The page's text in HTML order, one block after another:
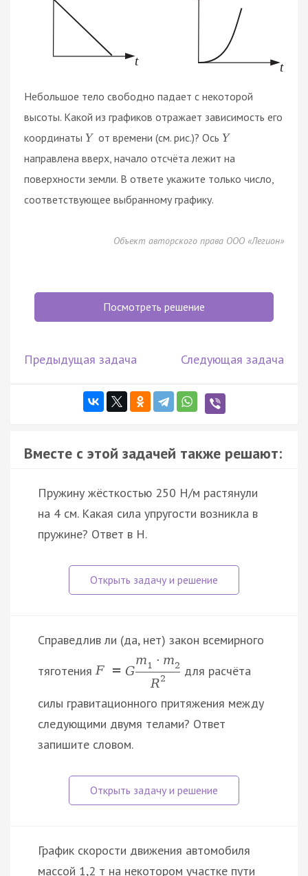
Небольшое тело свободно падает с некоторой
высоты. Какой из графиков отражает зависимость его
координаты Y от времени (см. рис.)? Ось Y
направлена вверх, начало отсчёта лежит на
поверхности земли. В ответе укажите только число,
соответствующее выбранному графику.
Объект авторского права ООО «Легион»
Посмотреть решение
Предыдущая задача Следующая задача
Вместе с этой задачей также решают:
Пружину жёсткостью 250 Н/м растянули
на 4 см. Какая сила упругости возникла в
пружине? Ответ в Н.
Справедлив ли (да, нет) закон всемирного
тяготенияF = G
m1 · m2
R2
для расчёта
силы гравитационного притяжения между
следующими двумя телами? Ответ
запишите словом.
График скорости движения автомобиля
массой 1,2 т на некотором участке пути